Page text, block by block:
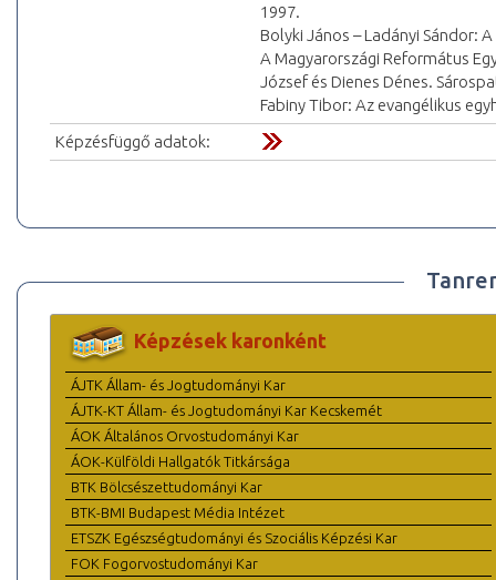
1997.
Bolyki János – Ladányi Sándor:
A Magyarországi Református
József és Dienes Dénes.
Fabiny Tibor: Az evangélikus
Képzésfüggő adatok:
Képzések karonként
ÁJTK Állam- és Jogtudományi Kar
ÁJTK-KT Állam- és Jogtudományi Kar Kecskemét
ÁOK Általános Orvostudományi Kar
ÁOK-Külföldi Hallgatók Titkársága
BTK Bölcsészettudományi Kar
BTK-BMI Budapest Média Intézet
ETSZK Egészségtudományi és Szociális Képzési Kar
FOK Fogorvostudományi Kar